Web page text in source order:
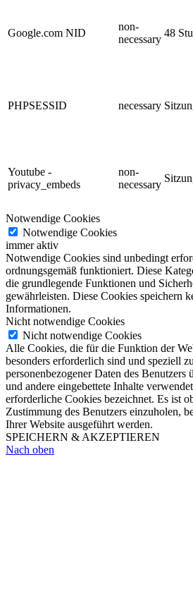
Google.com NID
non-
necessary
48
PHPSESSID necessary
Youtube -
privacy_embeds
non-
necessary
Notwendige Cookies
Notwendige Cookies
immer aktiv
Notwendige Cookies sind unbedingt
ordnungsgemäß funktioniert. Diese
die grundlegende Funktionen und
gewährleisten. Diese Cookies speichern
Informationen.
Nicht notwendige Cookies
Nicht notwendige Cookies
Alle Cookies, die für die Funktion der
besonders erforderlich sind und speziell
personenbezogener Daten des Benutzers
und andere eingebettete Inhalte
erforderliche Cookies bezeichnet. Es ist
Zustimmung des Benutzers einzuholen,
Ihrer Website ausgeführt werden.
SPEICHERN & AKZEPTIEREN
Nach oben